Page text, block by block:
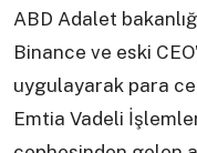
ABD Adalet
Binance ve eski
uygulayarak para
Emtia Vadeli